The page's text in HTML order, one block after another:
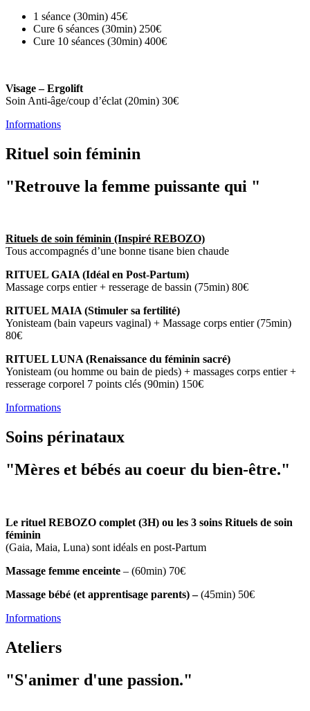
1 séance (30min) 45€
Cure 6 séances (30min) 250€
Cure 10 séances (30min) 400€
Visage – Ergolift
Soin Anti-âge/coup d’éclat (20min) 30€
Informations
Rituel soin féminin
"Retrouve la femme puissante qui "
Rituels de soin féminin (Inspiré REBOZO)
Tous accompagnés d’une bonne tisane bien chaude
RITUEL GAIA (Idéal en Post-Partum)
Massage corps entier + resserage de bassin (75min) 80€
RITUEL MAIA (Stimuler sa fertilité)
Yonisteam (bain vapeurs vaginal) + Massage corps entier (75min)
80€
RITUEL LUNA (Renaissance du féminin sacré)
Yonisteam (ou homme ou bain de pieds) + massages corps entier +
resserage corporel 7 points clés (90min) 150€
Informations
Soins périnataux
"Mères et bébés au coeur du bien-être."
Le rituel REBOZO complet (3H) ou les 3 soins Rituels de soin
féminin
(Gaia, Maia, Luna) sont idéals en post-Partum
Massage femme enceinte – (60min) 70€
Massage bébé (et apprentisage parents) –(45min) 50€
Informations
Ateliers
"S'animer d'une passion."